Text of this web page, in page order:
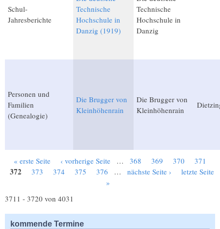
Schul-
Jahresberichte
Technische
Hochschule in
Danzig (1919)
Technische
Hochschule in
Danzig
Personen und
Familien
(Genealogie)
Die Brugger von
Kleinhöhenrain
Die Brugger von
Kleinhöhenrain
Seiten
« erste Seite ‹ vorherige Seite … 368 369 370 371
372 373 374 375 376 … nächste Seite ›
letzte Seite
»
3711 - 3720 von 4031
kommende Termine